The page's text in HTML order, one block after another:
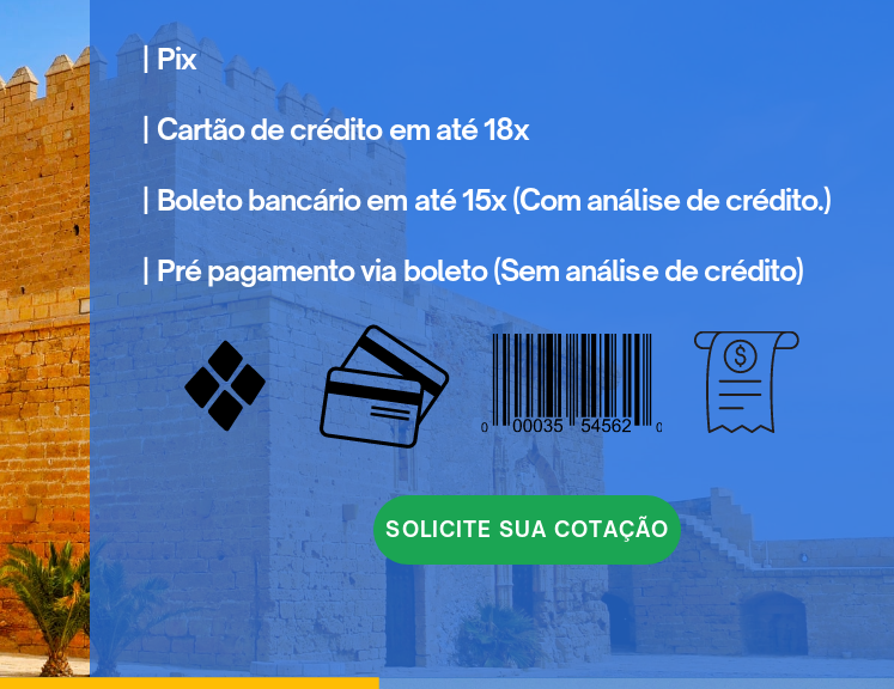
| Pix
| Cartão de crédito em até 18x
| Boleto bancário em até 15x (Com análise de crédito.)
| Pré pagamento via boleto (Sem análise de crédito)
SOLICITE SUA COTAÇÃO